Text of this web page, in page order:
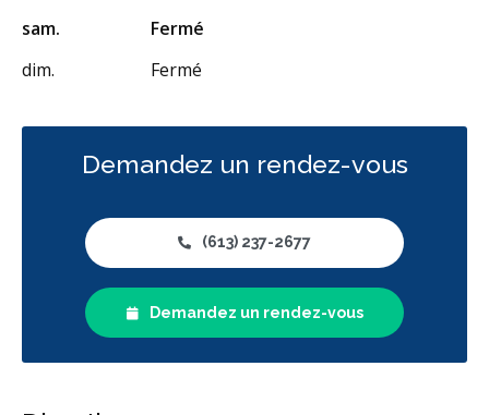
Endodontie
Chirurgie buccale
Parodontie
Hygiène préventive et nettoyages
Réparateur
Sédation
RCSD (Régime canadien de soins dentaires)
Moins
sam.
Fermé
dim.
Fermé
Demandez un rendez-vous
(613) 237-2677
Demandez un rendez-vous